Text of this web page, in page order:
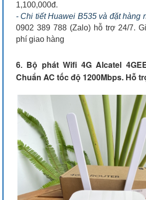
1,100,000đ.
- Chi tiết Huawei B535 và đặt hàng
0902 389 788 (Zalo) hỗ trợ 24/7.
phí giao hàng
6. Bộ phát Wifi 4G Alcatel
Chuẩn AC tốc độ 1200Mbps. Hỗ